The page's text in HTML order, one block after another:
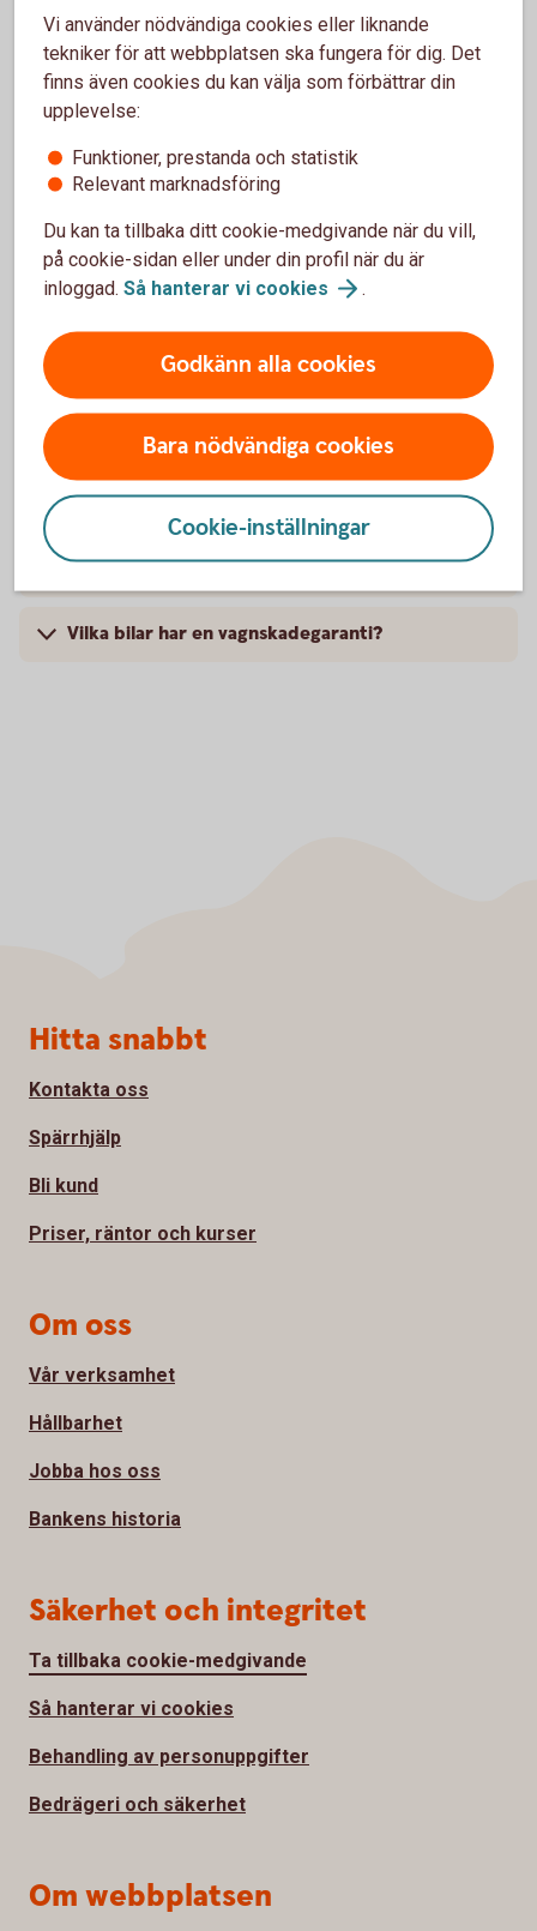
Så mycket kostar din bilförsäkring
Vanliga frågor om att försäkra Kia
Trafik, hel och halv – vad är det för skillnad på
försäkringarna?
Om man övningskör och olyckan är framme,
täcker bilförsäkringen då?
Gäller bilförsäkringen utanför Sverige?
Täcker försäkringen viltolyckor?
Vilka bilar har en vagnskadegaranti?
Vi använder nödvändiga cookies eller liknande
tekniker för att webbplatsen ska fungera för dig. Det
finns även cookies du kan välja som förbättrar din
upplevelse:
Funktioner, prestanda och statistik
Relevant marknadsföring
Du kan ta tillbaka ditt cookie-medgivande när du vill,
på cookie-sidan eller under din profil när du är
inloggad. Så hanterar vi cookies .
Godkänn alla cookies
Bara nödvändiga cookies
Cookie-inställningar
Sidfot
Hitta snabbt
Kontakta oss
Spärrhjälp
Bli kund
Priser, räntor och kurser
Om oss
Vår verksamhet
Hållbarhet
Jobba hos oss
Bankens historia
Säkerhet och integritet
Ta tillbaka cookie-medgivande
Så hanterar vi cookies
Behandling av personuppgifter
Bedrägeri och säkerhet
Om webbplatsen